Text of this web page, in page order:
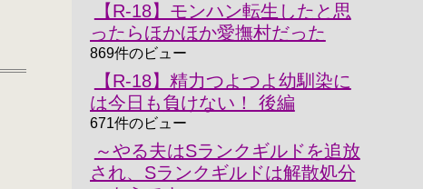
【R-18】モンハン転生したと思
ったらほかほか愛撫村だった
869件のビュー
【R-18】精力つよつよ幼馴染に
は今日も負けない！ 後編
671件のビュー
～やる夫はSランクギルドを追放
され、Sランクギルドは解散処分